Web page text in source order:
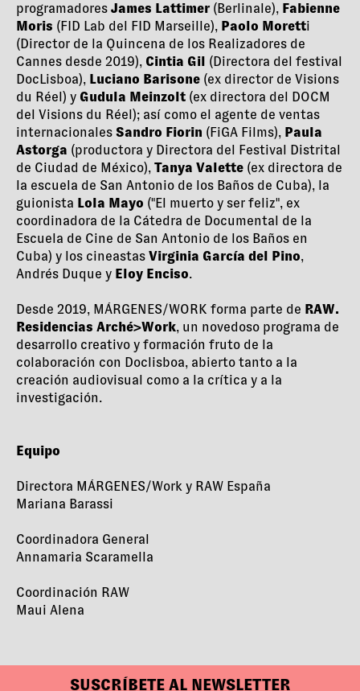
programadores James Lattimer (Berlinale), Fabienne
Moris (FID Lab del FID Marseille), Paolo Moretti
(Director de la Quincena de los Realizadores de
Cannes desde 2019), Cintia Gil (Directora del festival
DocLisboa), Luciano Barisone (ex director de Visions
du Réel) y Gudula Meinzolt (ex directora del DOCM
del Visions du Réel); así como el agente de ventas
internacionales Sandro Fiorin (FiGA Films), Paula
Astorga (productora y Directora del Festival Distrital
de Ciudad de México), Tanya Valette (ex directora de
la escuela de San Antonio de los Baños de Cuba), la
guionista Lola Mayo ("El muerto y ser feliz", ex
coordinadora de la Cátedra de Documental de la
Escuela de Cine de San Antonio de los Baños en
Cuba) y los cineastas Virginia García del Pino,
Andrés Duque y Eloy Enciso.
Desde 2019, MÁRGENES/WORK forma parte de RAW.
Residencias Arché>Work, un novedoso programa de
desarrollo creativo y formación fruto de la
colaboración con Doclisboa, abierto tanto a la
creación audiovisual como a la crítica y a la
investigación.
Equipo
Directora MÁRGENES/Work y RAW España
Mariana Barassi
Coordinadora General
Annamaria Scaramella
Coordinación RAW
Maui Alena
SUSCRÍBETE AL NEWSLETTER